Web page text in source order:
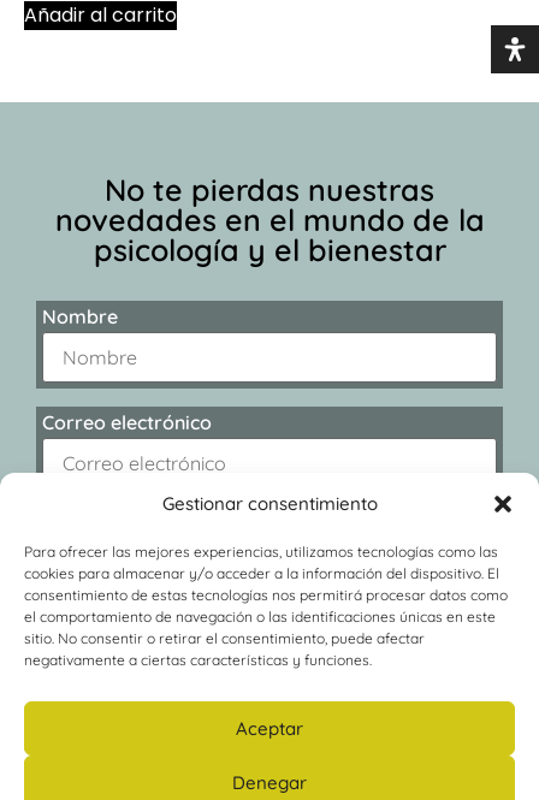
Gestionar consentimiento
Para ofrecer las mejores experiencias, utilizamos tecnologías como las
cookies para almacenar y/o acceder a la información del dispositivo. El
consentimiento de estas tecnologías nos permitirá procesar datos como
el comportamiento de navegación o las identificaciones únicas en este
sitio. No consentir o retirar el consentimiento, puede afectar
negativamente a ciertas características y funciones.
Aceptar
Denegar
Añadir al carrito
No te pierdas nuestras
novedades en el mundo de la
psicología y el bienestar
Nombre
Correo electrónico